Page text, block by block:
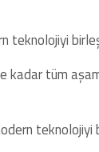
teknolojiyi
kadar tüm